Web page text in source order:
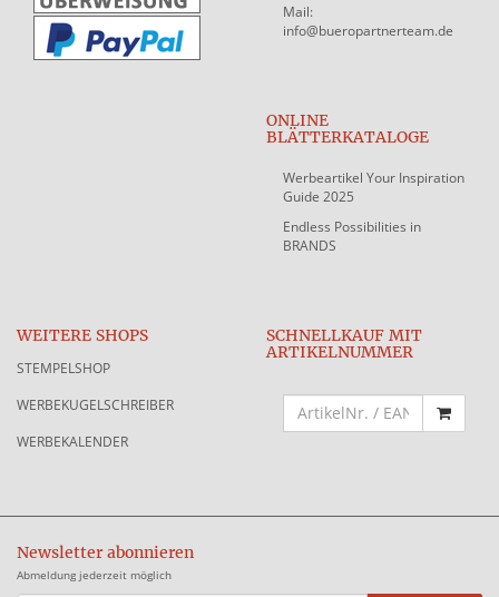
Mail:
info@bueropartnerteam.de
ONLINE
BLÄTTERKATALOGE
Werbeartikel Your Inspiration
Guide 2025
Endless Possibilities in
BRANDS
WEITERE SHOPS
STEMPELSHOP
WERBEKUGELSCHREIBER
WERBEKALENDER
SCHNELLKAUF MIT
ARTIKELNUMMER
Newsletter abonnieren
Abmeldung jederzeit möglich